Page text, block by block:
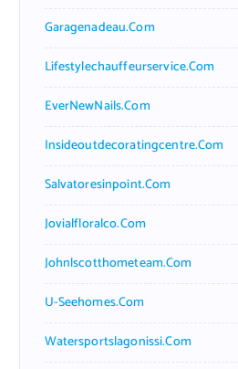
Garagenadeau.com
Lifestylechauffeurservice.com
EverNewNails.com
Insideoutdecoratingcentre.com
Salvatoresinpoint.com
Jovialfloralco.com
Johnlscotthometeam.com
U-Seehomes.com
Watersportslagonissi.com